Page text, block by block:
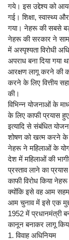
गये। इस उद्देश्य को
गई। शिक्षा, स्वास्थ्य
गया। नेहरू की सबसे
नेहरू की सरकार ने
में अस्पृश्यता विरोधी
अपराध बना दिया गया
आरक्षण लागू करने की
करने के लिए वित्तीय
की।
विभिन्न योजनाओं के
के लिए काफी प्रयास
इत्यादि से संबंधित
शोषण को खत्म करने के
नेहरू ने महिलाओं के
देश में महिलाओं की
प्रस्ताव लाने का
काफी विरोध किया
क्योंकि इसे वह आम
आम चुनाव में इसे एक
1952 में प्रधानमंत्री
कानून बनाकर लागू
1. विवाह अधिनियम